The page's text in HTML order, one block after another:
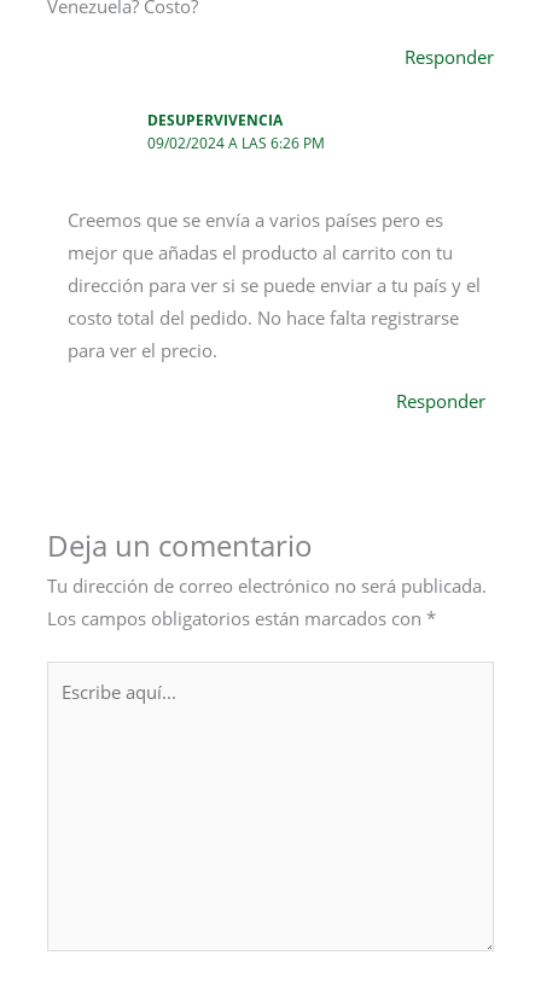
Venezuela? Costo?
Responder
DESUPERVIVENCIA
09/02/2024 A LAS 6:26 PM
Creemos que se envía a varios países pero es
mejor que añadas el producto al carrito con tu
dirección para ver si se puede enviar a tu país y el
costo total del pedido. No hace falta registrarse
para ver el precio.
Responder
Deja un comentario
Tu dirección de correo electrónico no será publicada.
Los campos obligatorios están marcados con*